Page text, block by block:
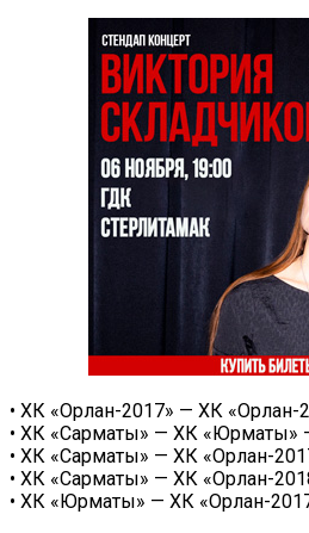
• ХК «Орлан-2017» — ХК «Орлан-
• ХК «Сарматы» — ХК «Юрматы»
• ХК «Сарматы» — ХК «Орлан-
• ХК «Сарматы» — ХК «Орлан-
• ХК «Юрматы» — ХК «Орлан-